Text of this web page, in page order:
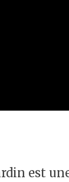
est